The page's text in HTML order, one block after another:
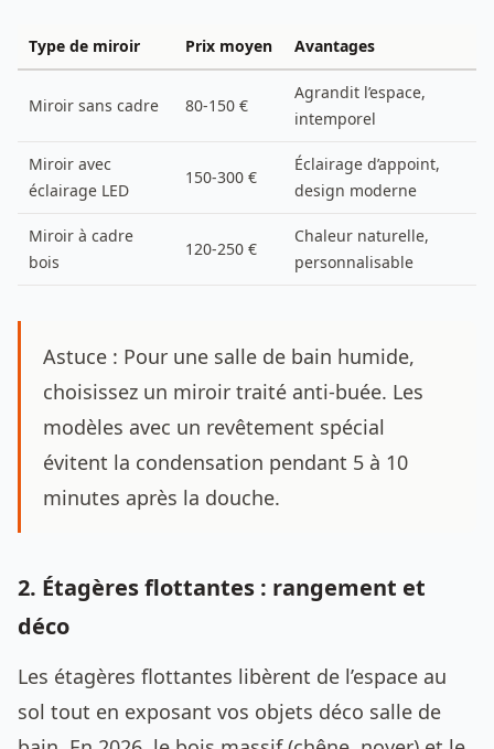
Type de miroir Prix moyen Avantages
Miroir sans cadre 80-150 €
Agrandit l’espace,
intemporel
Miroir avec
éclairage LED
150-300 €
Éclairage d’appoint,
design moderne
Miroir à cadre
bois
120-250 €
Chaleur naturelle,
personnalisable
Astuce : Pour une salle de bain humide,
choisissez un miroir traité anti-buée. Les
modèles avec un revêtement spécial
évitent la condensation pendant 5 à 10
minutes après la douche.
2. Étagères flottantes : rangement et
déco
Les étagères flottantes libèrent de l’espace au
sol tout en exposant vos objets déco salle de